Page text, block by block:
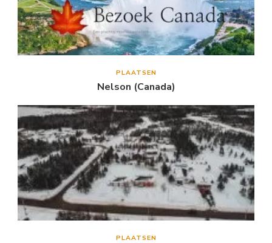
PLAATSEN
Nelson (Canada)
PLAATSEN